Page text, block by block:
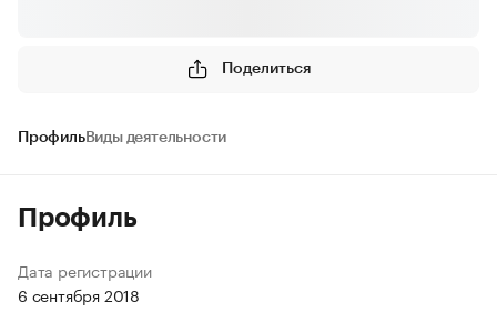
Поделиться
ПрофильВиды деятельности
Профиль
Дата регистрации
6 сентября 2018